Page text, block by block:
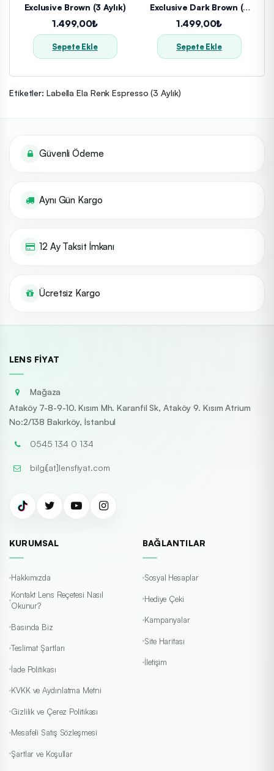
Exclusive Brown (3 Aylık)
1.499,00₺
Sepete Ekle
Exclusive Dark Brown (3
Aylık)
1.499,00₺
Sepete Ekle
Etiketler: Labella Ela Renk Espresso (3 Aylık)
Güvenli Ödeme
Aynı Gün Kargo
12 Ay Taksit İmkanı
Ücretsiz Kargo
LENS FIYAT
Mağaza
Ataköy 7-8-9-10. Kısım Mh. Karanfil Sk, Ataköy 9. Kısım Atrium
No:2/138 Bakırköy, İstanbul
0545 134 0 134
bilgi[at]lensfiyat.com
KURUMSAL
Hakkımızda
Kontakt Lens Reçetesi Nasıl
Okunur?
Basında Biz
Teslimat Şartları
İade Politikası
KVKK ve Aydınlatma Metni
Gizlilik ve Çerez Politikası
Mesafeli Satış Sözleşmesi
Şartlar ve Koşullar
BAĞLANTILAR
Sosyal Hesaplar
Hediye Çeki
Kampanyalar
Site Haritası
İletişim